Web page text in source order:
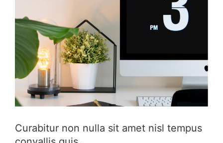
Curabitur non nulla sit amet nisl tempus